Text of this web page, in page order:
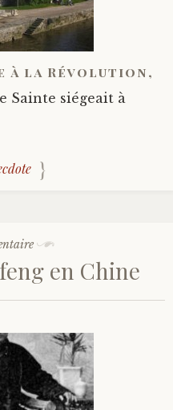
à la Révolution,
Sainte siégeait à
en Chine